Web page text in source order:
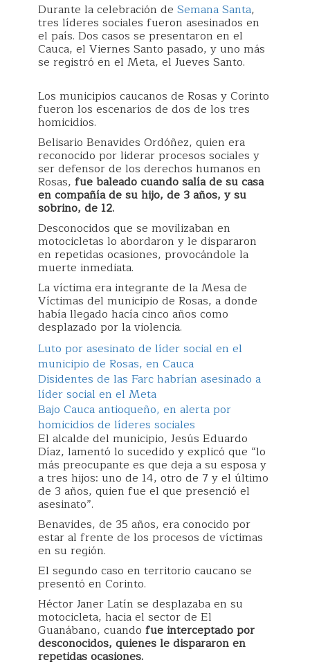
Durante la celebración de Semana Santa,
tres líderes sociales fueron asesinados en
el país. Dos casos se presentaron en el
Cauca, el Viernes Santo pasado, y uno más
se registró en el Meta, el Jueves Santo.
Los municipios caucanos de Rosas y Corinto
fueron los escenarios de dos de los tres
homicidios.
Belisario Benavides Ordóñez, quien era
reconocido por liderar procesos sociales y
ser defensor de los derechos humanos en
Rosas, fue baleado cuando salía de su casa
en compañía de su hijo, de 3 años, y su
sobrino, de 12.
Desconocidos que se movilizaban en
motocicletas lo abordaron y le dispararon
en repetidas ocasiones, provocándole la
muerte inmediata.
La víctima era integrante de la Mesa de
Víctimas del municipio de Rosas, a donde
había llegado hacía cinco años como
desplazado por la violencia.
Luto por asesinato de líder social en el
municipio de Rosas, en Cauca
Disidentes de las Farc habrían asesinado a
líder social en el Meta
Bajo Cauca antioqueño, en alerta por
homicidios de líderes sociales
El alcalde del municipio, Jesús Eduardo
Díaz, lamentó lo sucedido y explicó que “lo
más preocupante es que deja a su esposa y
a tres hijos: uno de 14, otro de 7 y el último
de 3 años, quien fue el que presenció el
asesinato”.
Benavides, de 35 años, era conocido por
estar al frente de los procesos de víctimas
en su región.
El segundo caso en territorio caucano se
presentó en Corinto.
Héctor Janer Latín se desplazaba en su
motocicleta, hacia el sector de El
Guanábano, cuando fue interceptado por
desconocidos, quienes le dispararon en
repetidas ocasiones.